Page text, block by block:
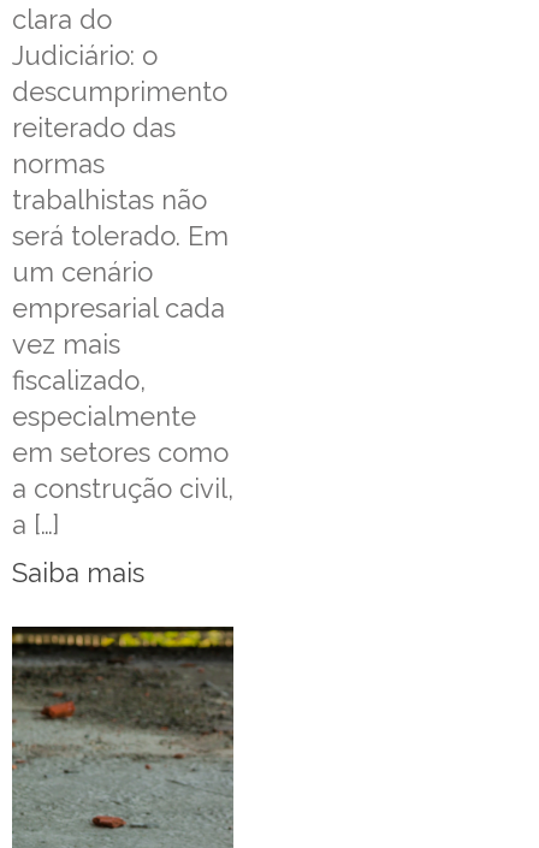
clara do
Judiciário: o
descumprimento
reiterado das
normas
trabalhistas não
será tolerado. Em
um cenário
empresarial cada
vez mais
fiscalizado,
especialmente
em setores como
a construção civil,
a […]
Saiba mais